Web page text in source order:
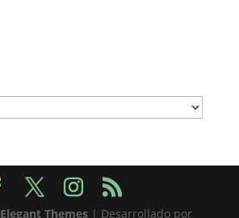
Elegant Themes| Desarrollado por